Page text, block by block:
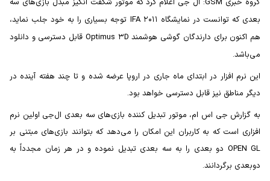
گروه خبری GSM: ال جی اعلام کرد که موتور شگفت انگیز مبدل بازی‌های سه
بعدی که توانست در نمایشگاه IFA ۲۰۱۱ توجه بسیاری را به خود جلب نماید،
هم اکنون برای دارندگان گوشی هوشمند Optimus ۳D قابل دسترسی و دانلود
می‌باشد.
این نرم افزار در ابتدای ماه جاری در اروپا عرضه شده و تا چند هفته آینده در
دیگر مناطق نیز قابل دسترسی خواهد بود.
به گزارش جی اس ام، موتور تبدیل کننده بازی‌های سه بعدی ال‌جی اولین نرم
افزاری است که به کاربران این امکان را می‌دهد که بتوانند بازی‌های مبتنی بر
OPEN GL دو بعدی را به سه بعدی تبدیل نموده و در هر زمان مجدداً به
دوبعدی برگردانند.